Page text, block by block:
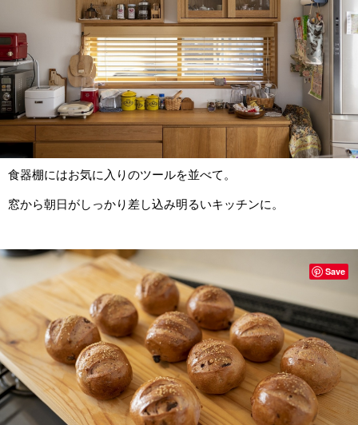
食器棚にはお気に入りのツールを並べて。
窓から朝日がしっかり差し込み明るいキッチンに。
Save